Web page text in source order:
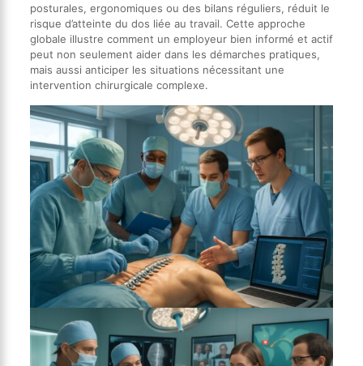
posturales, ergonomiques ou des bilans réguliers, réduit le
risque d’atteinte du dos liée au travail. Cette approche
globale illustre comment un employeur bien informé et actif
peut non seulement aider dans les démarches pratiques,
mais aussi anticiper les situations nécessitant une
intervention chirurgicale complexe.